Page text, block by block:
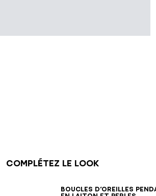
Complétez le look
Boucles d’oreilles